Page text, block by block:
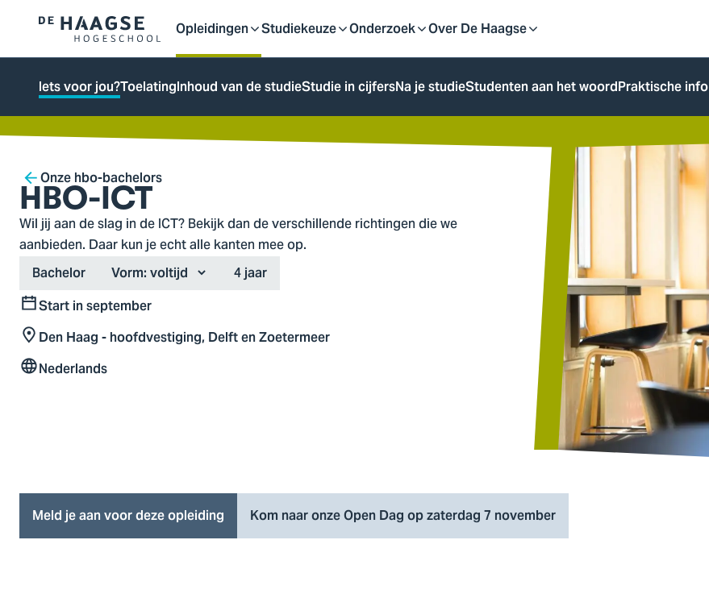
Logo
van
De
Haagse
Hogeschool,
ga
naar
de
homepagina
Opleidingen
Open
Studiekeuze
Open
Onderzoek
Open
Over De Haagse
Open
Iets voor jou?ToelatingInhoud van de studieStudie in cijfersNa je studieStudenten aan het woordPraktische info
Breadcrumb
Onze hbo-bachelors
HBO-ICT
Wil jij aan de slag in de ICT? Bekijk dan de verschillende richtingen die we
aanbieden. Daar kun je echt alle kanten mee op.
Type
Bachelor Vorm: Duration
4 jaar
StartStart in september
Locatie
Den Haag - hoofdvestiging, Delft en Zoetermeer
TaalNederlands
Meld je aan voor deze opleiding Kom naar onze Open Dag op zaterdag 7 november